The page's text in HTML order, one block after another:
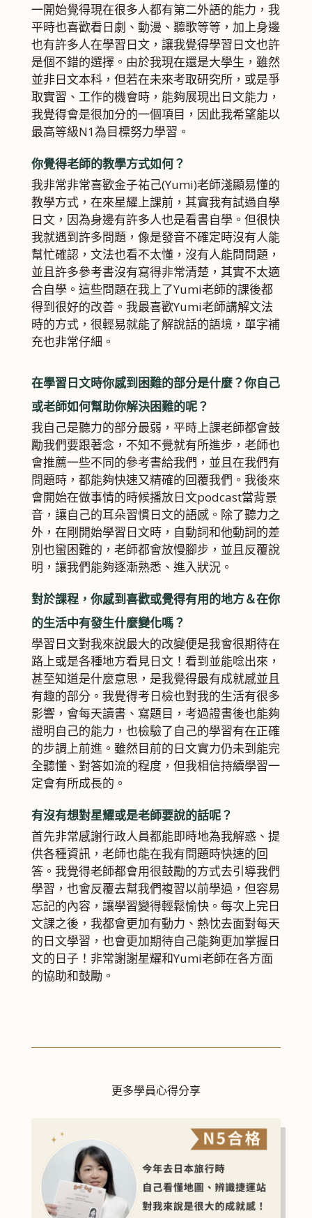
一開始覺得現在很多人都有第二外語的能力，我
平時也喜歡看日劇、動漫、聽歌等等，加上身邊
也有許多人在學習日文，讓我覺得學習日文也許
是個不錯的選擇。由於我現在還是大學生，雖然
並非日文本科，但若在未來考取研究所，或是爭
取實習、工作的機會時，能夠展現出日文能力，
我覺得會是很加分的一個項目，因此我希望能以
最高等級N1為目標努力學習。
你覺得老師的教學方式如何？
我非常非常喜歡金子祐己(Yumi)老師淺顯易懂的
教學方式，在來星耀上課前，其實我有試過自學
日文，因為身邊有許多人也是看書自學。但很快
我就遇到許多問題，像是發音不確定時沒有人能
幫忙確認，文法也看不太懂，沒有人能問問題，
並且許多參考書沒有寫得非常清楚，其實不太適
合自學。這些問題在我上了Yumi老師的課後都
得到很好的改善。我最喜歡Yumi老師講解文法
時的方式，很輕易就能了解說話的語境，單字補
充也非常仔細。
在學習日文時你感到困難的部分是什麼？你自己
或老師如何幫助你解決困難的呢？
我自己是聽力的部分最弱，平時上課老師都會鼓
勵我們要跟著念，不知不覺就有所進步，老師也
會推薦一些不同的參考書給我們，並且在我們有
問題時，都能夠快速又精確的回覆我們。我後來
會開始在做事情的時候播放日文podcast當背景
音，讓自己的耳朵習慣日文的語感。除了聽力之
外，在剛開始學習日文時，自動詞和他動詞的差
別也蠻困難的，老師都會放慢腳步，並且反覆說
明，讓我們能夠逐漸熟悉、進入狀況。
對於課程，你感到喜歡或覺得有用的地方＆在你
的生活中有發生什麼變化嗎？
學習日文對我來說最大的改變便是我會很期待在
路上或是各種地方看見日文！看到並能唸出來，
甚至知道是什麼意思，是我覺得最有成就感並且
有趣的部分。我覺得考日檢也對我的生活有很多
影響，會每天讀書、寫題目，考過證書後也能夠
證明自己的能力，也檢驗了自己的學習有在正確
的步調上前進。雖然目前的日文實力仍未到能完
全聽懂、對答如流的程度，但我相信持續學習一
定會有所成長的。
有沒有想對星耀或是老師要說的話呢？
首先非常感謝行政人員都能即時地為我解惑、提
供各種資訊，老師也能在我有問題時快速的回
答。我覺得老師都會用很鼓勵的方式去引導我們
學習，也會反覆去幫我們複習以前學過，但容易
忘記的內容，讓學習變得輕鬆愉快。每次上完日
文課之後，我都會更加有動力、熱忱去面對每天
的日文學習，也會更加期待自己能夠更加掌握日
文的日子！非常謝謝星耀和Yumi老師在各方面
的協助和鼓勵。
更多學員心得分享